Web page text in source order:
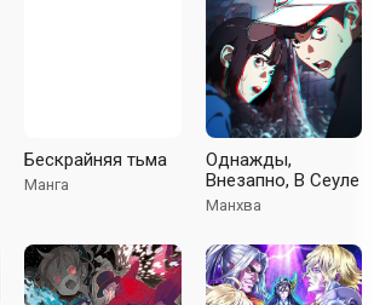
Бескрайняя тьма
Манга
Однажды,
Внезапно, В Сеуле
Манхва